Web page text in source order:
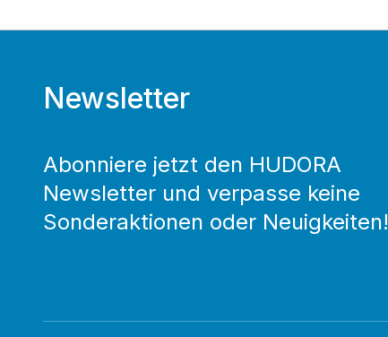
Newsletter
Abonniere jetzt den HUDORA
Newsletter und verpasse keine
Sonderaktionen oder Neuigkeiten!